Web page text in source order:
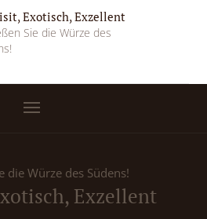
Exotisch, Exzellent
Sie die Würze des
die Würze des Südens!
Exzellent